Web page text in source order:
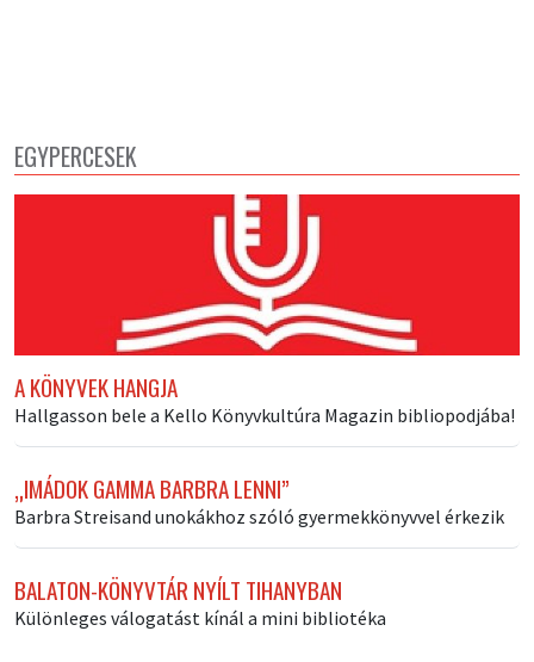
EGYPERCESEK
A KÖNYVEK HANGJA
Hallgasson bele a Kello Könyvkultúra Magazin bibliopodjába!
„IMÁDOK GAMMA BARBRA LENNI”
Barbra Streisand unokákhoz szóló gyermekkönyvvel érkezik
BALATON-KÖNYVTÁR NYÍLT TIHANYBAN
Különleges válogatást kínál a mini bibliotéka